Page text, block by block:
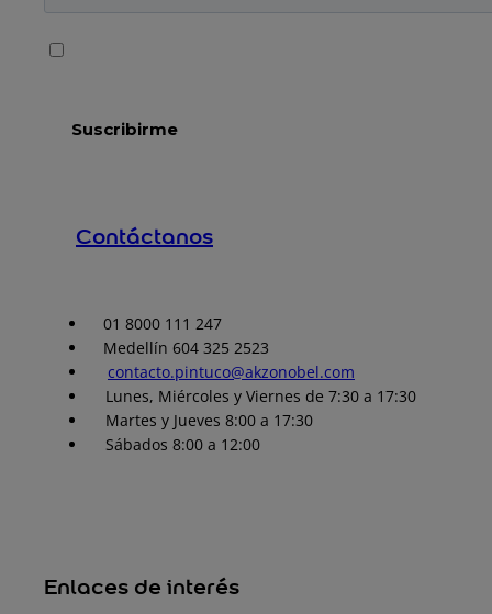
Contáctanos
01 8000 111 247
Medellín 604 325 2523
contacto.pintuco@akzonobel.com
Lunes, Miércoles y Viernes de 7:30 a 17:30
Martes y Jueves 8:00 a 17:30
Sábados 8:00 a 12:00
Enlaces de interés